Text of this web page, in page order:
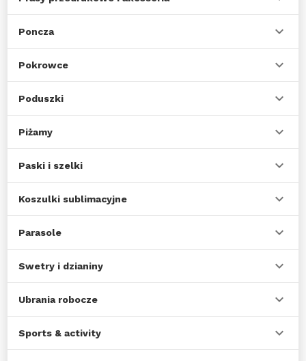
Poncza
Pokrowce
Poduszki
Piżamy
Paski i szelki
Koszulki sublimacyjne
Parasole
Swetry i dzianiny
Ubrania robocze
Sports & activity